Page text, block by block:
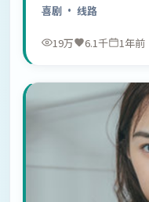
喜剧 · 线路
19万 6.1千 1年前